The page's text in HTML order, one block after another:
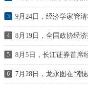
3
4
5
6